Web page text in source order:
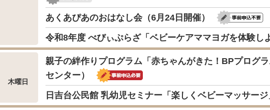
あくあぴあのおはなし会（6月24日開催）
令和8年度 べびぃぷらざ「ベビーケアママヨガを体験し
木曜日
親子の絆作りプログラム「赤ちゃんがきた！BPプログ
センター）
日吉台公民館 乳幼児セミナー「楽しくベビーマッサージ